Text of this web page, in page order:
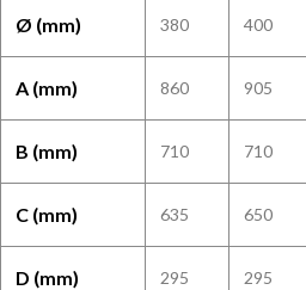
Ø (mm) 380 400
A (mm) 860 905
B (mm) 710 710
C (mm) 635 650
D (mm) 295 295